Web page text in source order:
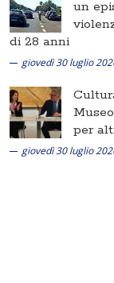
un
di 28 anni
giovedì 30 luglio
per
giovedì 30 luglio